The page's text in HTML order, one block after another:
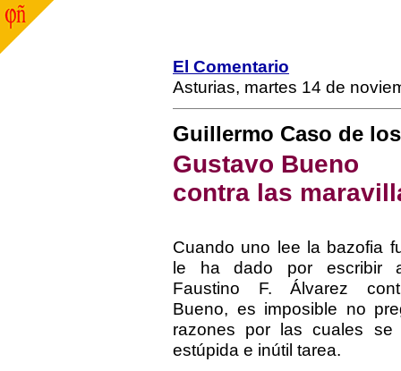
El Comentario
Asturias, martes 14 de
Guillermo Caso de
Gustavo Bueno
contra las
Cuando uno lee la bazofia
le ha dado por escribir
Faustino F. Álvarez
Bueno, es imposible no
razones por las cuales
estúpida e inútil tarea.